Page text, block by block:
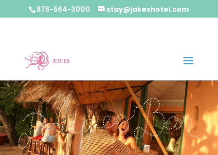
876-564-3000 stay@jakeshotel.com